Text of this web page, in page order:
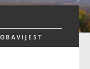
O B A V I J E S T